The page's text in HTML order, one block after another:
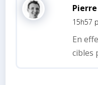
15h57
En
cibles